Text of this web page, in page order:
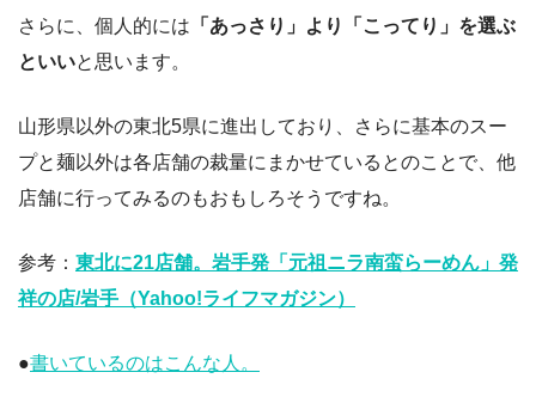
さらに、個人的には 「あっさり」より「こってり」を選ぶ
といいと思います。
山形県以外の東北5県に進出しており、さらに基本のスー
プと麺以外は各店舗の裁量にまかせているとのことで、他
店舗に行ってみるのもおもしろそうですね。
参考： 東北に21店舗。岩手発「元祖ニラ南蛮らーめん」発
祥の店/岩手（Yahoo!ライフマガジン）
●書いているのはこんな人。